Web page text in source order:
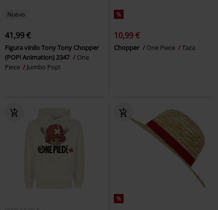
Nuevo
41,99 €
Figura vinilo Tony Tony Chopper
(POP! Animation) 2347
One
Piece
Jumbo Pop!
%
10,99 €
Chopper One Piece Taza
%